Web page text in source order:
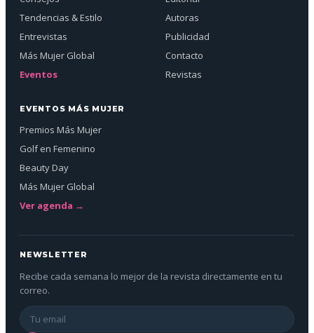
Tendencias & Estilo
Entrevistas
Más Mujer Global
Eventos
Autoras
Publicidad
Contacto
Revistas
EVENTOS MÁS MUJER
Premios Más Mujer
Golf en Femenino
Beauty Day
Más Mujer Global
Ver agenda →
NEWSLETTER
Recibe cada semana lo mejor de la revista directamente en tu
correo.